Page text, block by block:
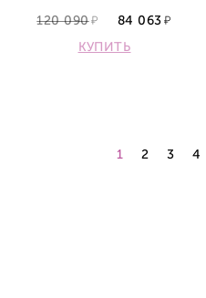
120 090
84 063
КУПИТЬ
1 2 3 4